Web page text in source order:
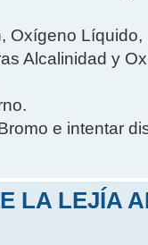
Oxígeno
Alcalinidad y
e intentar
LA LEJÍA